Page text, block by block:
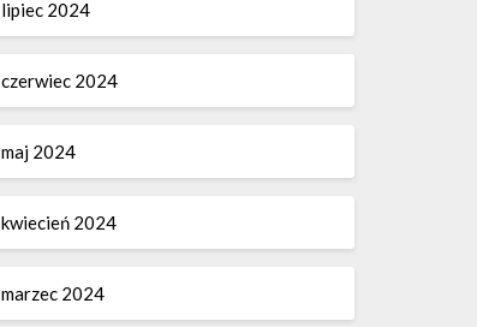
lipiec 2024
czerwiec 2024
maj 2024
kwiecień 2024
marzec 2024